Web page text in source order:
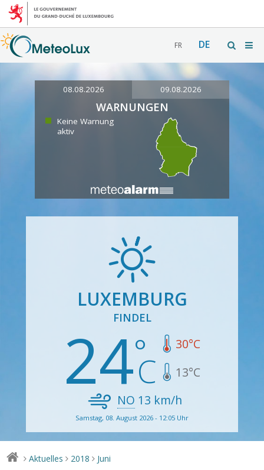
FR DE
08.08.2026 09.08.2026
WARNUNGEN
Keine Warnung
aktiv
LUXEMBURG
FINDEL
24 30°C
13°C
NO 13 km/h
Samstag, 08. August 2026 - 12:05 Uhr
> Aktuelles > 2018 > Juni